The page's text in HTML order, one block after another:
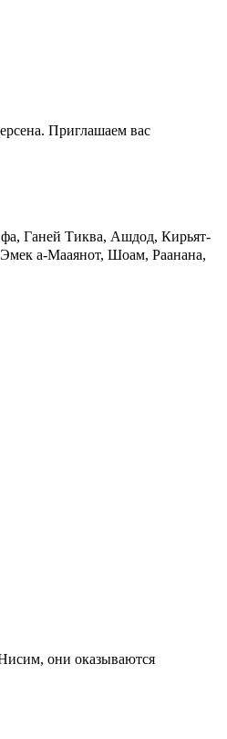
Приглашаем вас
Ганей Тиква, Ашдод, Кирьят-
а-Мааянот, Шоам, Раанана,
они оказываются